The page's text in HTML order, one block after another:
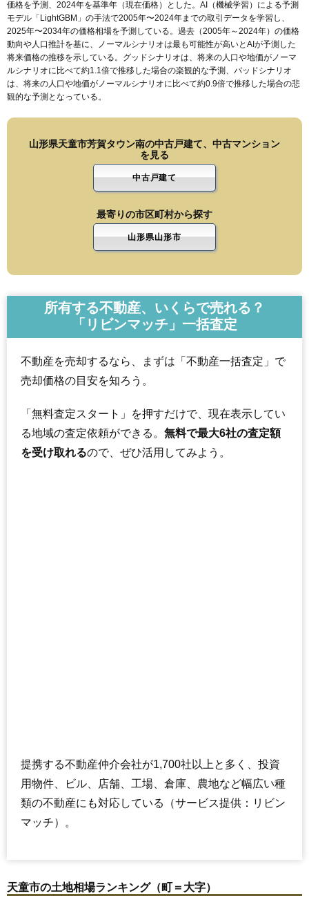
価格を予測、2024年を基準年（現在価格）とした。AI（機械学習）による予測
モデル「LightGBM」の手法で2005年〜2024年までの取引データを学習し、
2025年〜2034年の価格相場を予測している。過去（2005年～2024年）の価格
動向や人口推計を基に、ノーマルシナリオは最も可能性が高いとAIが予測した
将来価格の推移を示している。グッドシナリオは、将来の人口や地価がノーマ
ルシナリオに比べて約1.1倍で推移した場合の楽観的な予測、バッドシナリオ
は、将来の人口や地価がノーマルシナリオに比べて約0.9倍で推移した場合の悲
観的な予測となっている。
山形県天童市芳賀タウン南の中古戸建て、中古マンション
を見る
中古戸建て
最寄りの市区町村から探す
山形県山形市
所有する不動産、いくらで売れる？
「リビンマッチ」一括査定
不動産を売却するなら、まずは「不動産一括査定」で
売却価格の目安を知ろう。
「無料査定スタート」を押すだけで、現在表示してい
る地域の査定依頼ができる。 無料で最大6社の査定額
を受け取れるので、ぜひ活用してみよう。
提携する不動産仲介会社が1,700社以上と多く、投資
用物件、ビル、店舗、工場、倉庫、農地など幅広い種
類の不動産にも対応している（サービス提供：リビン
マッチ）。
天童市の土地相場ランキング（町＝大字）